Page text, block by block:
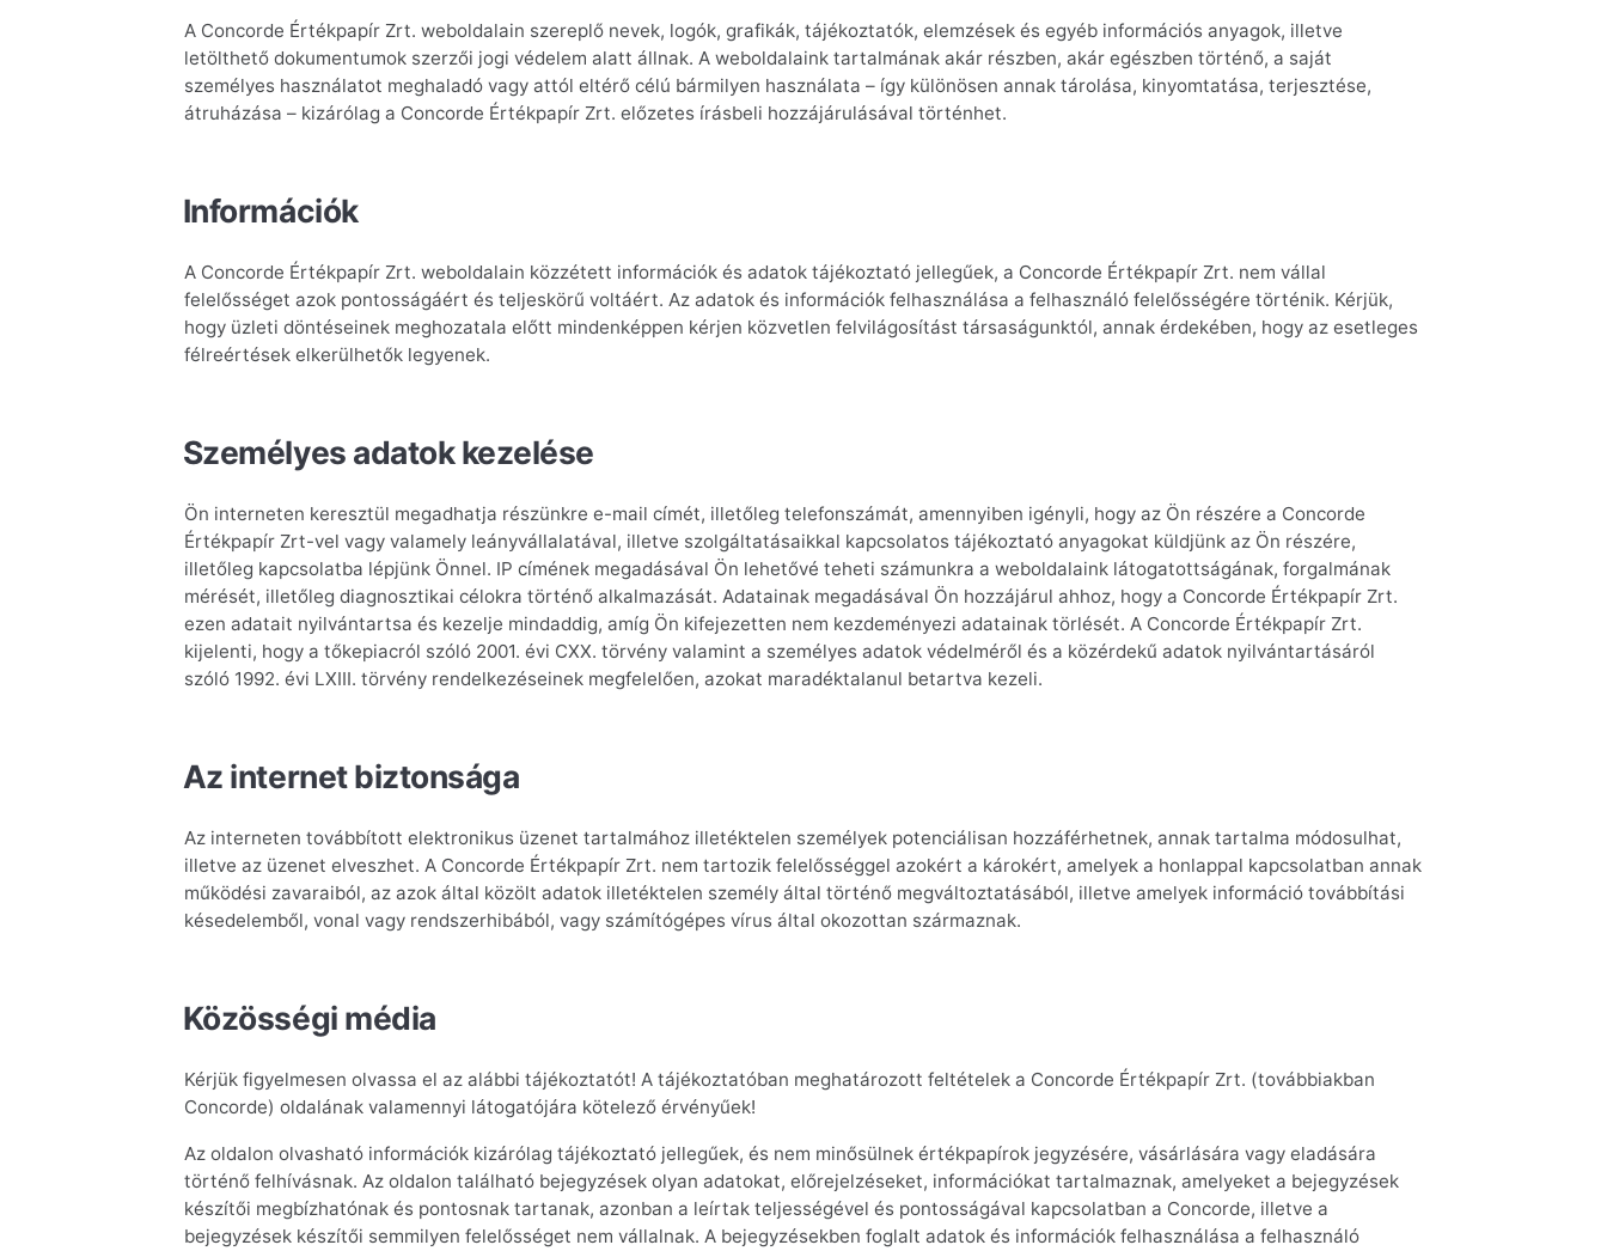
A Concorde Értékpapír Zrt. weboldalain szereplő nevek, logók, grafikák, tájékoztatók, elemzések és egyéb információs anyagok, illetve
letölthető dokumentumok szerzői jogi védelem alatt állnak. A weboldalaink tartalmának akár részben, akár egészben történő, a saját
személyes használatot meghaladó vagy attól eltérő célú bármilyen használata – így különösen annak tárolása, kinyomtatása, terjesztése,
átruházása – kizárólag a Concorde Értékpapír Zrt. előzetes írásbeli hozzájárulásával történhet.
Információk
A Concorde Értékpapír Zrt. weboldalain közzétett információk és adatok tájékoztató jellegűek, a Concorde Értékpapír Zrt. nem vállal
felelősséget azok pontosságáért és teljeskörű voltáért. Az adatok és információk felhasználása a felhasználó felelősségére történik. Kérjük,
hogy üzleti döntéseinek meghozatala előtt mindenképpen kérjen közvetlen felvilágosítást társaságunktól, annak érdekében, hogy az esetleges
félreértések elkerülhetők legyenek.
Személyes adatok kezelése
Ön interneten keresztül megadhatja részünkre e-mail címét, illetőleg telefonszámát, amennyiben igényli, hogy az Ön részére a Concorde
Értékpapír Zrt-vel vagy valamely leányvállalatával, illetve szolgáltatásaikkal kapcsolatos tájékoztató anyagokat küldjünk az Ön részére,
illetőleg kapcsolatba lépjünk Önnel. IP címének megadásával Ön lehetővé teheti számunkra a weboldalaink látogatottságának, forgalmának
mérését, illetőleg diagnosztikai célokra történő alkalmazását. Adatainak megadásával Ön hozzájárul ahhoz, hogy a Concorde Értékpapír Zrt.
ezen adatait nyilvántartsa és kezelje mindaddig, amíg Ön kifejezetten nem kezdeményezi adatainak törlését. A Concorde Értékpapír Zrt.
kijelenti, hogy a tőkepiacról szóló 2001. évi CXX. törvény valamint a személyes adatok védelméről és a közérdekű adatok nyilvántartásáról
szóló 1992. évi LXIII. törvény rendelkezéseinek megfelelően, azokat maradéktalanul betartva kezeli.
Az internet biztonsága
Az interneten továbbított elektronikus üzenet tartalmához illetéktelen személyek potenciálisan hozzáférhetnek, annak tartalma módosulhat,
illetve az üzenet elveszhet. A Concorde Értékpapír Zrt. nem tartozik felelősséggel azokért a károkért, amelyek a honlappal kapcsolatban annak
működési zavaraiból, az azok által közölt adatok illetéktelen személy által történő megváltoztatásából, illetve amelyek információ továbbítási
késedelemből, vonal vagy rendszerhibából, vagy számítógépes vírus által okozottan származnak.
Közösségi média
Kérjük figyelmesen olvassa el az alábbi tájékoztatót! A tájékoztatóban meghatározott feltételek a Concorde Értékpapír Zrt. (továbbiakban
Concorde) oldalának valamennyi látogatójára kötelező érvényűek!
Az oldalon olvasható információk kizárólag tájékoztató jellegűek, és nem minősülnek értékpapírok jegyzésére, vásárlására vagy eladására
történő felhívásnak. Az oldalon található bejegyzések olyan adatokat, előrejelzéseket, információkat tartalmaznak, amelyeket a bejegyzések
készítői megbízhatónak és pontosnak tartanak, azonban a leírtak teljességével és pontosságával kapcsolatban a Concorde, illetve a
bejegyzések készítői semmilyen felelősséget nem vállalnak. A bejegyzésekben foglalt adatok és információk felhasználása a felhasználó